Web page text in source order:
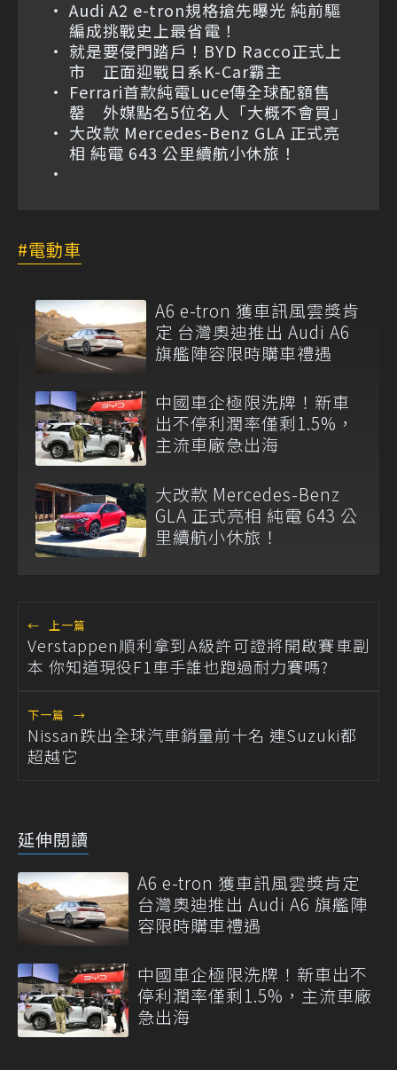
Audi A2 e-tron規格搶先曝光 純前驅
編成挑戰史上最省電！
就是要侵門踏戶！BYD Racco正式上
市 正面迎戰日系K-Car霸主
Ferrari首款純電Luce傳全球配額售
罄 外媒點名5位名人「大概不會買」
大改款 Mercedes-Benz GLA 正式亮
相 純電 643 公里續航小休旅！
電動車
A6 e-tron 獲車訊風雲獎肯
定 台灣奧迪推出 Audi A6
旗艦陣容限時購車禮遇
中國車企極限洗牌！新車
出不停利潤率僅剩1.5%，
主流車廠急出海
大改款 Mercedes-Benz
GLA 正式亮相 純電 643 公
里續航小休旅！
← 上一篇
Verstappen順利拿到A級許可證將開啟賽車副
本 你知道現役F1車手誰也跑過耐力賽嗎?
下一篇 →
Nissan跌出全球汽車銷量前十名 連Suzuki都
超越它
延伸閱讀
A6 e-tron 獲車訊風雲獎肯定
台灣奧迪推出 Audi A6 旗艦陣
容限時購車禮遇
中國車企極限洗牌！新車出不
停利潤率僅剩1.5%，主流車廠
急出海